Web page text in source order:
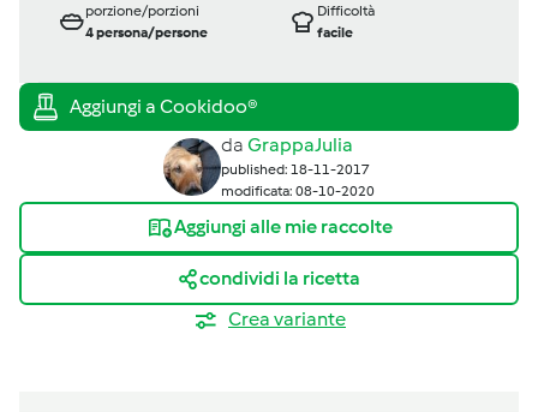
porzione/porzioni
4persona/persone
Difficoltà
facile
da GrappaJulia
published: 18-11-2017
modificata: 08-10-2020
Aggiungi alle mie raccolte
condividi la ricetta
Crea variante